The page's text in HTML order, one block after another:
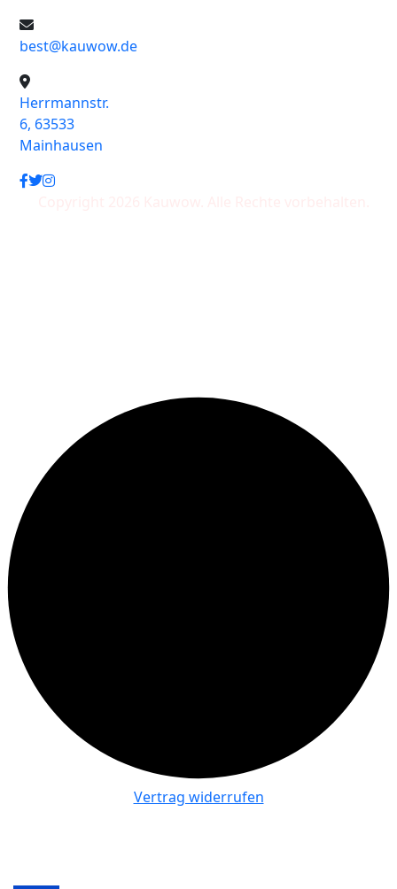
best@kauwow.de
Herrmannstr.
6, 63533
Mainhausen
Vertrag widerrufen